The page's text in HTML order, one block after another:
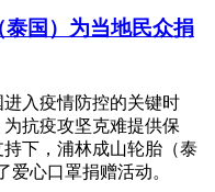
国）为当地民众捐
入疫情防控的关键时
抗疫攻坚克难提供保
下，浦林成山轮胎（泰
爱心口罩捐赠活动。